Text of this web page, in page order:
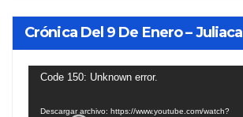
Crónica Del 9 De Enero – Juliaca
Reproductor
Code 150: Unknown error.
Descargar archivo: https://www.youtube.com/watch?